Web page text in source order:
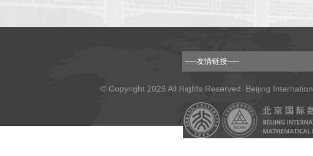
© Copyright 2026 All Rights Reserved. Beijing